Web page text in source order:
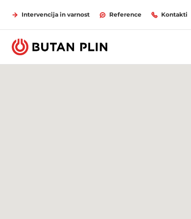
Intervencija in varnost Reference Kontakti